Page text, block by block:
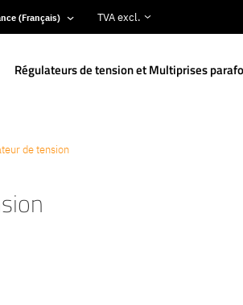
(Français)
Régulateurs de tension et Multiprises
de tension